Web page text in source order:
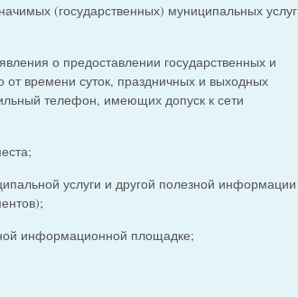
(государственных) муниципальных услуг
о предоставлении государственных и
времени суток, праздничных и выходных
телефон, имеющих допуск к сети
услуги и другой полезной информации
информационной площадке;